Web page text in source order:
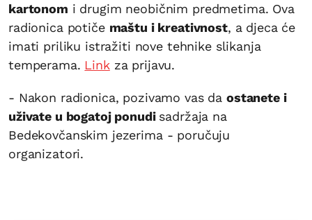
kartonom i drugim neobičnim predmetima. Ova
radionica potiče maštu i kreativnost, a djeca će
imati priliku istražiti nove tehnike slikanja
temperama. Linkza prijavu.
- Nakon radionica, pozivamo vas da ostanete i
uživate u bogatoj ponudi sadržaja na
Bedekovčanskim jezerima - poručuju
organizatori.